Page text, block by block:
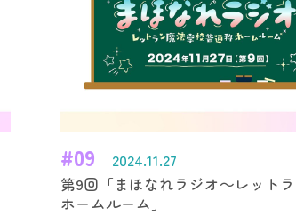
#09
2024.11.27
第9回「まほなれラジオ～レット
ホームルーム」